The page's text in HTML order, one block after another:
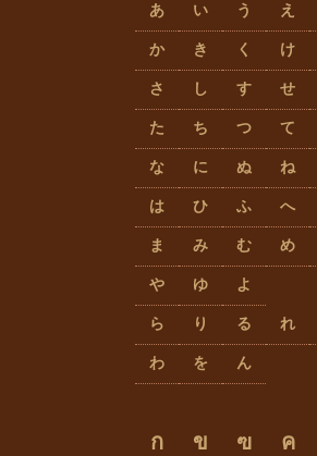
あ い う え
か き く け
さ し す せ
た ち つ て
な に ぬ ね
は ひ ふ へ
ま み む め
や ゆ よ
ら り る れ
わ を ん
ก ข ฃ ค